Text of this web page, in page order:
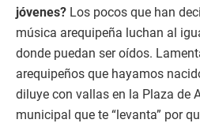
jóvenes? Los pocos que han
música arequipeña luchan al
donde puedan ser oídos.
arequipeños que hayamos
diluye con vallas en la Plaza de
municipal que te “levanta” por